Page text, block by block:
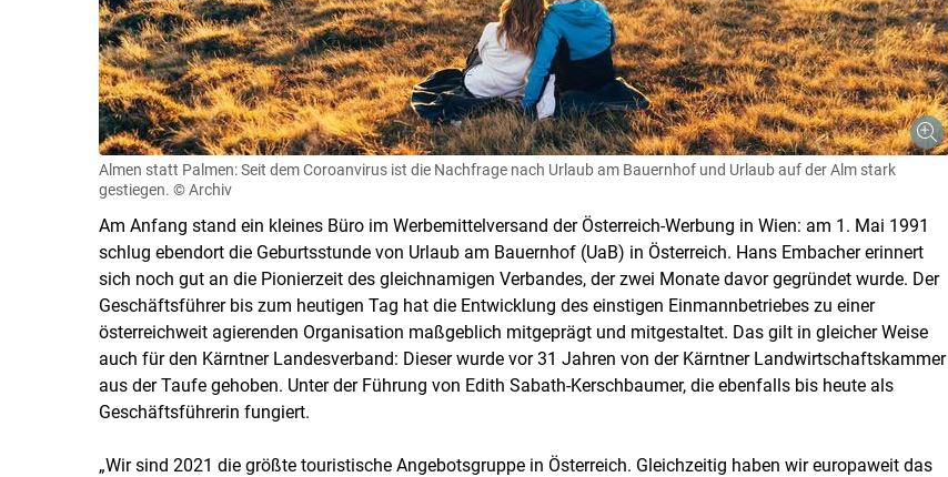
Skip to main content
Almen statt Palmen: Seit dem Coroanvirus ist die Nachfrage nach Urlaub am Bauernhof und Urlaub auf der Alm stark
gestiegen. © Archiv
Am Anfang stand ein kleines Büro im Werbemittelversand der Österreich-Werbung in Wien: am 1. Mai 1991
schlug ebendort die Geburtsstunde von Urlaub am Bauernhof (UaB) in Österreich. Hans Embacher erinnert
sich noch gut an die Pionierzeit des gleichnamigen Verbandes, der zwei Monate davor gegründet wurde. Der
Geschäftsführer bis zum heutigen Tag hat die Entwicklung des einstigen Einmannbetriebes zu einer
österreichweit agierenden Organisation maßgeblich mitgeprägt und mitgestaltet. Das gilt in gleicher Weise
auch für den Kärntner Landesverband: Dieser wurde vor 31 Jahren von der Kärntner Landwirtschaftskammer
aus der Taufe gehoben. Unter der Führung von Edith Sabath-Kerschbaumer, die ebenfalls bis heute als
Geschäftsführerin fungiert.
„Wir sind 2021 die größte touristische Angebotsgruppe in Österreich. Gleichzeitig haben wir europaweit das